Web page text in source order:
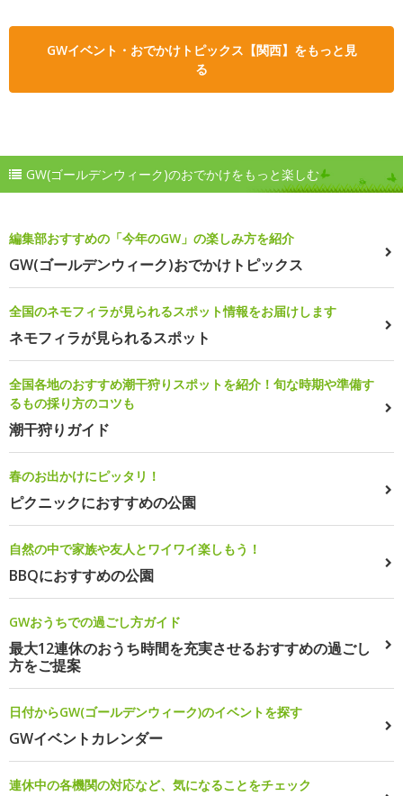
GWイベント・おでかけトピックス【関西】をもっと見
る
GW(ゴールデンウィーク)のおでかけをもっと楽しむ
編集部おすすめの「今年のGW」の楽しみ方を紹介
GW(ゴールデンウィーク)おでかけトピックス
全国のネモフィラが見られるスポット情報をお届けします
ネモフィラが見られるスポット
全国各地のおすすめ潮干狩りスポットを紹介！旬な時期や準備す
るもの採り方のコツも
潮干狩りガイド
春のお出かけにピッタリ！
ピクニックにおすすめの公園
自然の中で家族や友人とワイワイ楽しもう！
BBQにおすすめの公園
GWおうちでの過ごし方ガイド
最大12連休のおうち時間を充実させるおすすめの過ごし
方をご提案
日付からGW(ゴールデンウィーク)のイベントを探す
GWイベントカレンダー
連休中の各機関の対応など、気になることをチェック